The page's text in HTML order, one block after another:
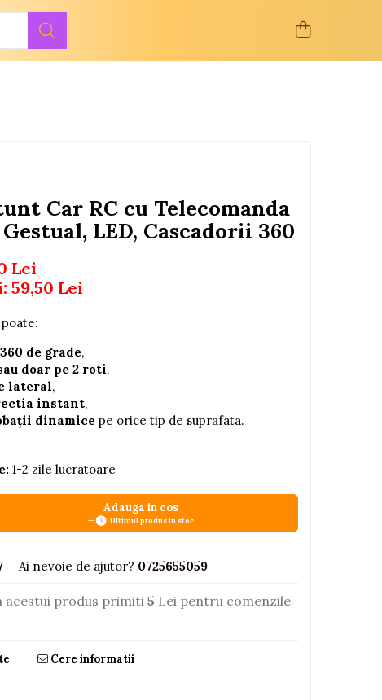
Car RC cu Telecomanda
LED, Cascadorii 360
Lei
59,50 Lei
de grade,
doar pe 2 roti,
lateral,
instant,
dinamice pe orice tip de suprafata.
1-2 zile lucratoare
Adauga in cos
Ultimul produs in stoc
Ai nevoie de ajutor? 0725655059
acestui produs primiti5 Lei pentru comenzile
Cere informatii